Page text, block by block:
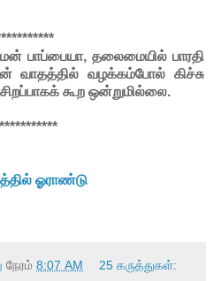
பாப்பையா, தலைமையில் பாரதி
வாதத்தில் வழக்கம்போல் கிச்சு
கூற ஒன்றுமில்லை.
ஓராண்டு
நேரம் 8:07 AM 25 கருத்துகள்: